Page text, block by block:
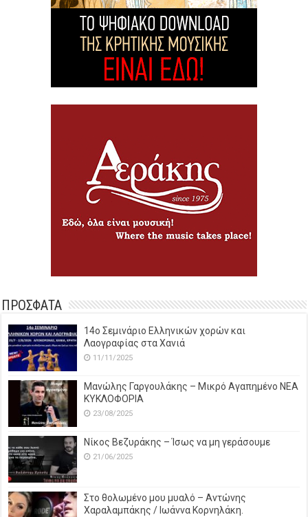
ΠΡΟΣΦΑΤΑ
14o Σεμινάριο Ελληνικών χορών και
Λαογραφίας στα Χανιά
11/11/2025
Μανώλης Γαργουλάκης – Μικρό Αγαπημένο NEΑ
ΚΥΚΛΟΦΟΡΙΑ
23/08/2025
Νίκος Βεζυράκης – Ίσως να μη γεράσουμε
21/06/2025
Στο θολωμένο μου μυαλό – Αντώνης
Χαραλαμπάκης / Ιωάννα Κορνηλάκη.